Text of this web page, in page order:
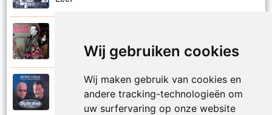
Wij gebruiken cookies
Wij maken gebruik van cookies en
andere tracking-technologieën om
uw surfervaring op onze website
Levenslang
Sergio en Walter Grootaers
Ontdek jezelf
2002